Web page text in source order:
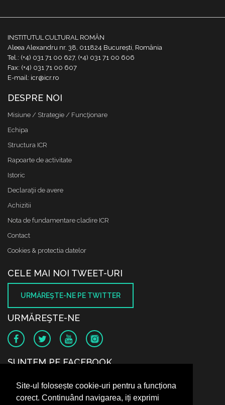
Site-ul folosește cookie-uri pentru a funcționa
corect. Continuând navigarea, iți exprimi
INSTITUTUL CULTURAL ROMÂN
Aleea Alexandru nr. 38, 011824 București, România
Tel.: (+4) 031 71 00 627, (+4) 031 71 00 606
Fax: (+4) 031 71 00 607
E-mail: icr@icr.ro
DESPRE NOI
Misiune / Strategie / Funcţionare
Echipa
Structura ICR
Rapoarte de activitate
Istoric
Declaraţii de avere
Achizitii
Nota de fundamentare cladire ICR
Contact
Cookies & protectia datelor
CELE MAI NOI TWEET-URI
URMĂREŞTE-NE PE TWITTER
URMĂREŞTE-NE
SUNTEM PE FACEBOOK